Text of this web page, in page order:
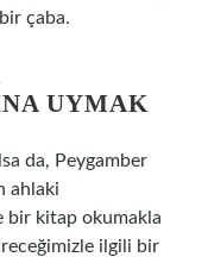
çaba.
UYMAK
da, Peygamber
ahlaki
bir kitap okumakla
ilgili bir